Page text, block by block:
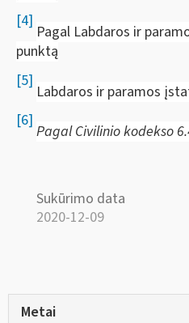
[4]
Pagal Labdaros ir
punktą
[5]
Labdaros ir paramos
[6]
Pagal Civilinio kodekso
Sukūrimo data
2020-12-09
Metai